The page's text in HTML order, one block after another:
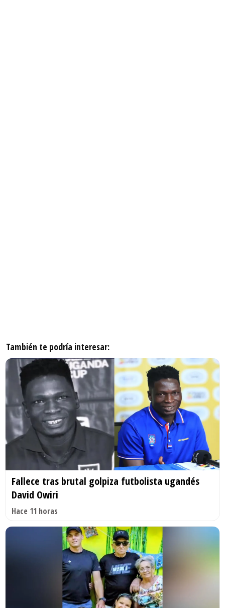
También te podría interesar:
Fallece tras brutal golpiza futbolista ugandés
David Owiri
Hace 11 horas